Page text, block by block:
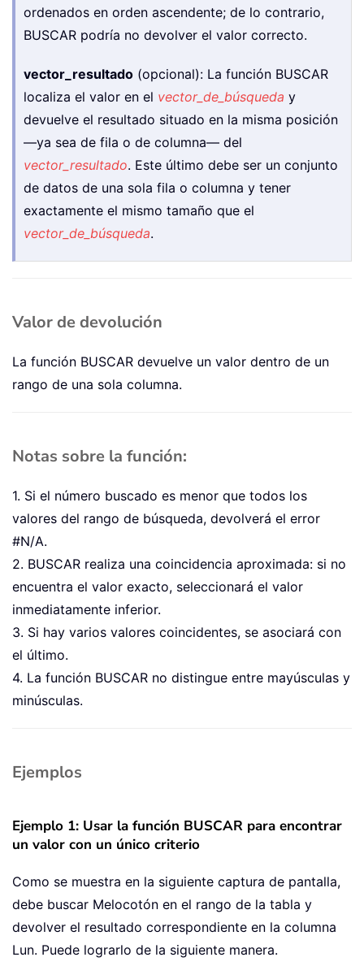
ordenados en orden ascendente; de lo contrario,
BUSCAR podría no devolver el valor correcto.
vector_resultado (opcional): La función BUSCAR
localiza el valor en el vector_de_búsqueda y
devuelve el resultado situado en la misma posición
—ya sea de fila o de columna— del
vector_resultado. Este último debe ser un conjunto
de datos de una sola fila o columna y tener
exactamente el mismo tamaño que el
vector_de_búsqueda.
Valor de devolución
La función BUSCAR devuelve un valor dentro de un
rango de una sola columna.
Notas sobre la función:
1. Si el número buscado es menor que todos los
valores del rango de búsqueda, devolverá el error
#N/A.
2. BUSCAR realiza una coincidencia aproximada: si no
encuentra el valor exacto, seleccionará el valor
inmediatamente inferior.
3. Si hay varios valores coincidentes, se asociará con
el último.
4. La función BUSCAR no distingue entre mayúsculas y
minúsculas.
Ejemplos
Ejemplo 1: Usar la función BUSCAR para encontrar
un valor con un único criterio
Como se muestra en la siguiente captura de pantalla,
debe buscar Melocotón en el rango de la tabla y
devolver el resultado correspondiente en la columna
Lun. Puede lograrlo de la siguiente manera.